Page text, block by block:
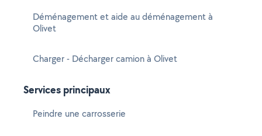
Déménagement et aide au déménagement à
Olivet
Charger - Décharger camion à Olivet
Services principaux
Peindre une carrosserie